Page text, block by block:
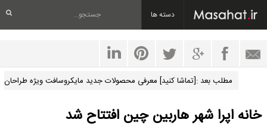
دسته ها
مطلب بعد :[تماشا کنید] معرفی محصولات جدید مایکروسافت ویژه طراحان
خانه اپرا شهر هاربین چین افتتاح شد